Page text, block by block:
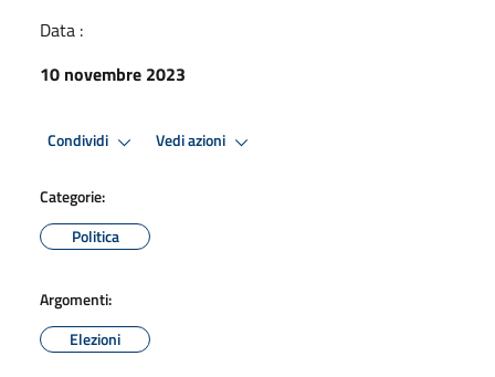
Data :
10 novembre 2023
Condividi Vedi azioni
Categorie:
Politica
Argomenti:
Elezioni